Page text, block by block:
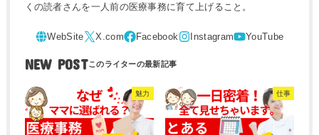
くの読者さんを一人前の医療事務に育て上げること。
NEW POST
魅力 仕事